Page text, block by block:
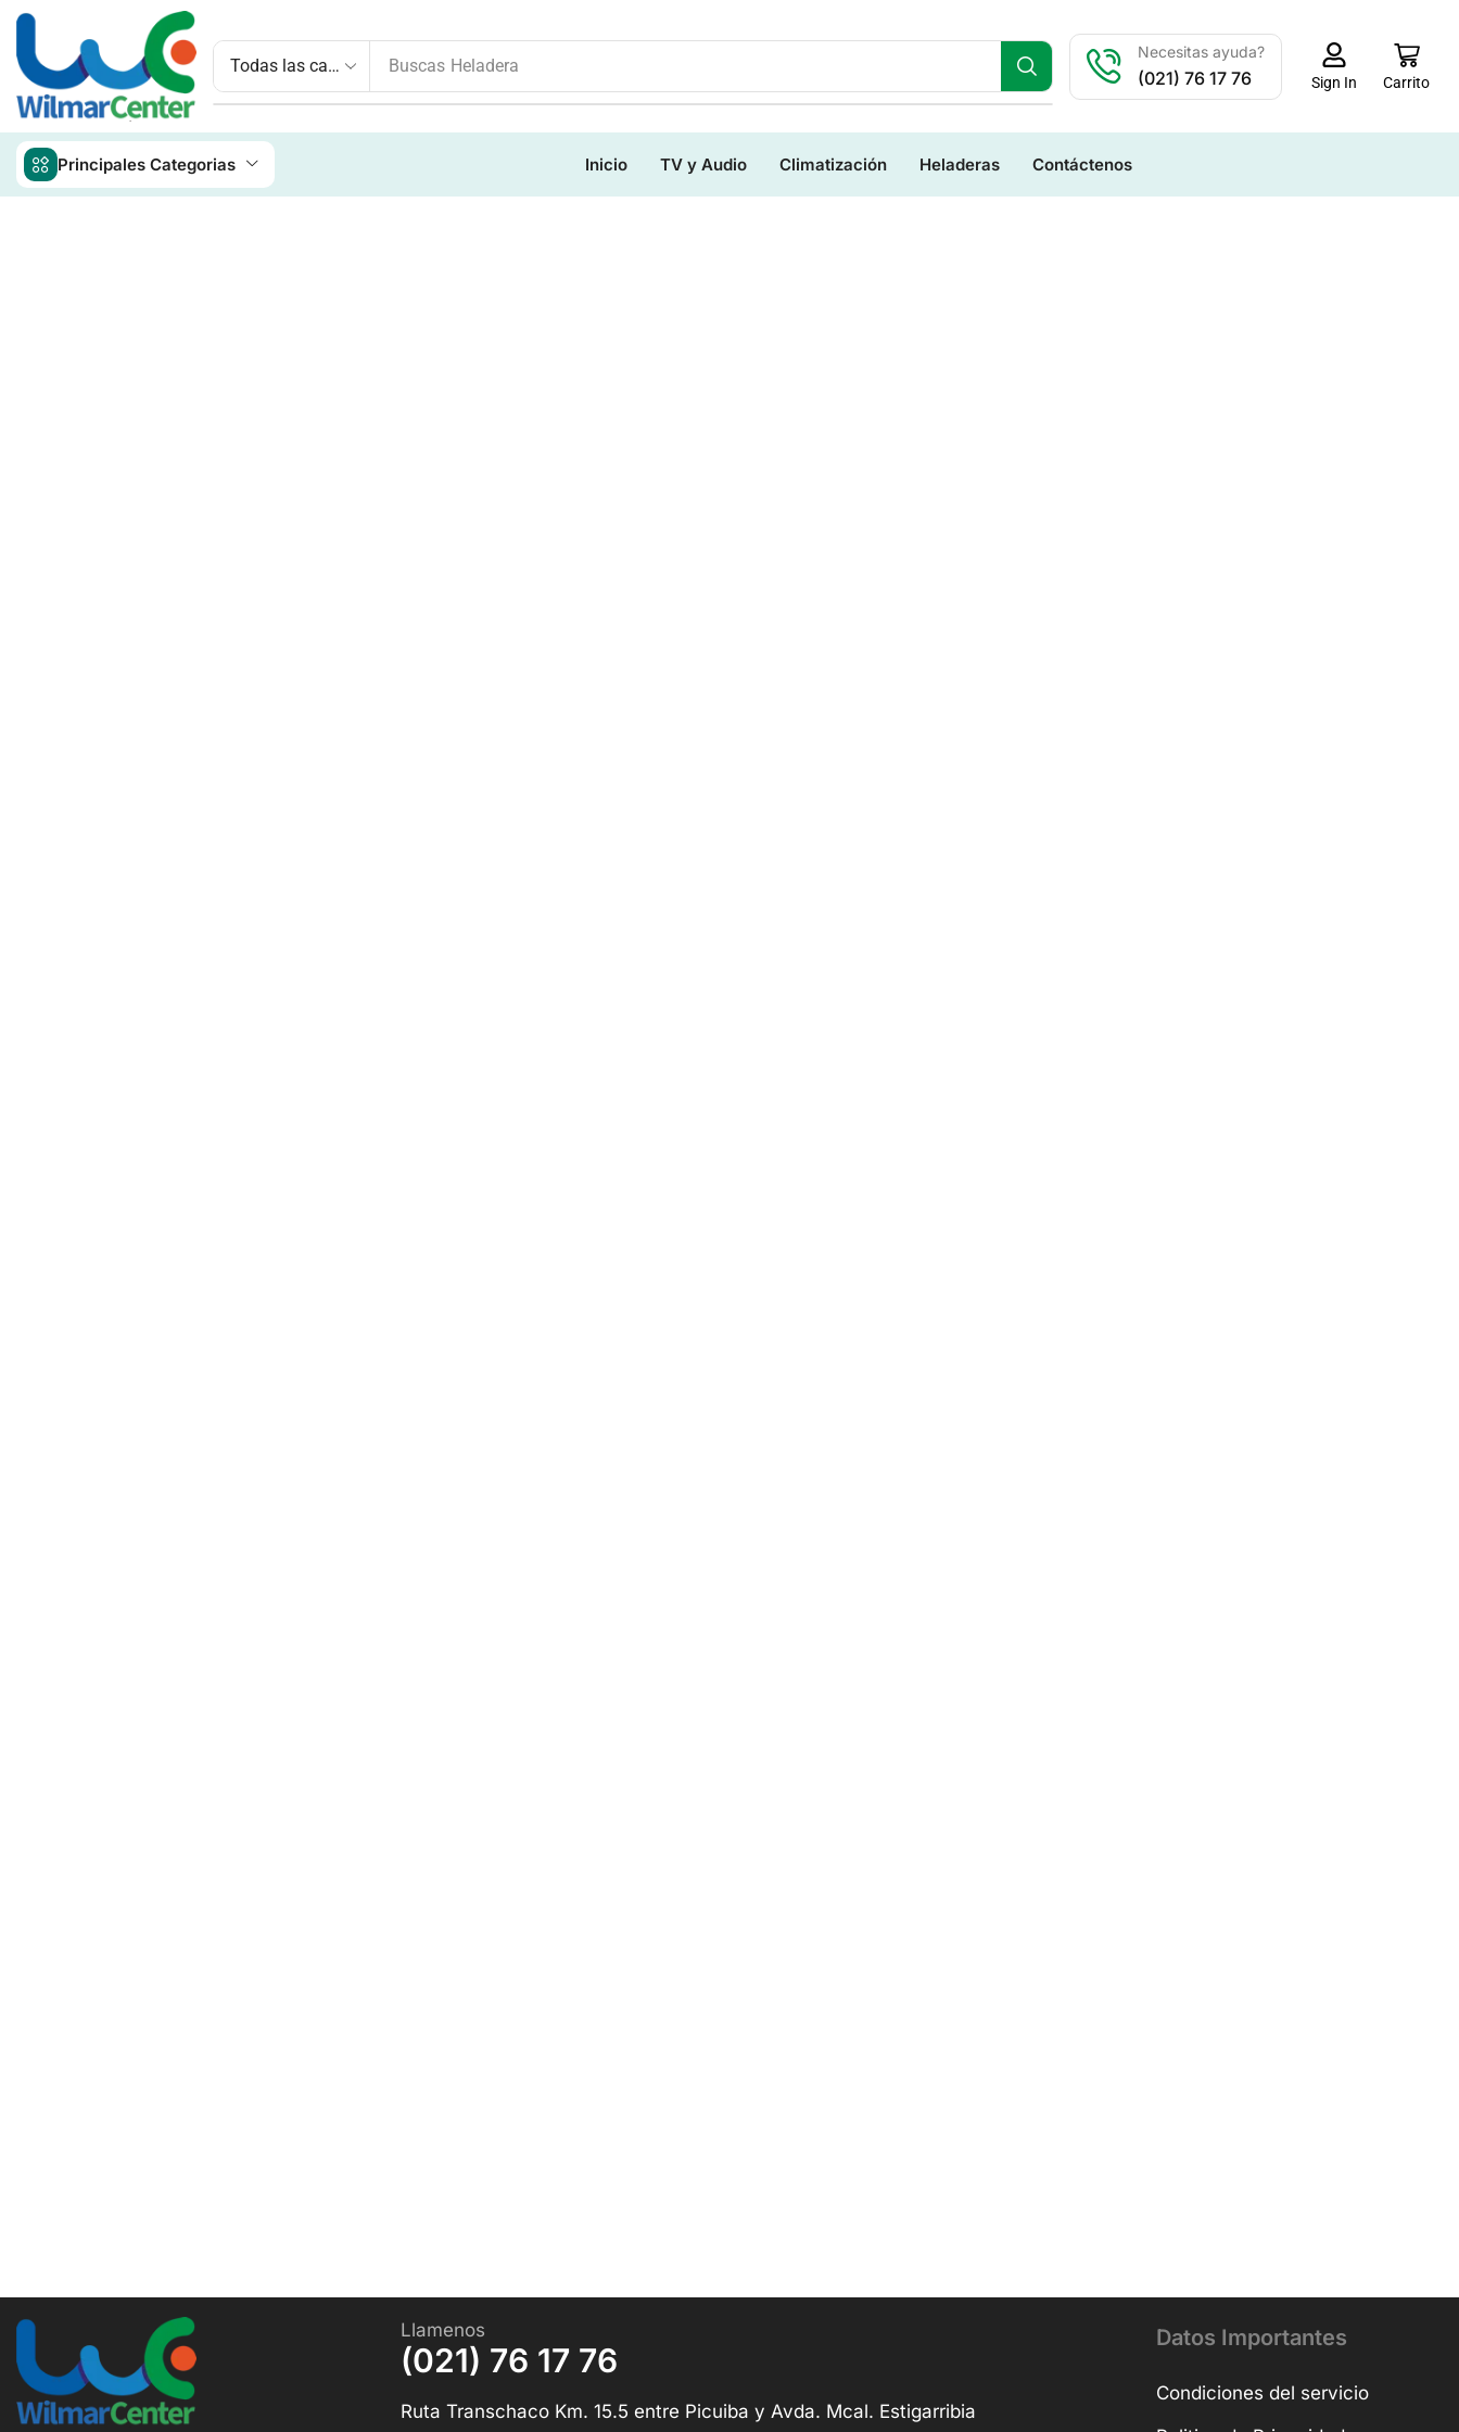
Buscas Heladera
Necesitas ayuda?
(021) 76 17 76 Sign In Carrito
Principales Categorias Inicio TV y Audio Climatización Heladeras Contáctenos
Llamenos
(021) 76 17 76
Ruta Transchaco Km. 15.5 entre Picuiba y Avda. Mcal. Estigarribia
Datos Importantes
Condiciones del servicio